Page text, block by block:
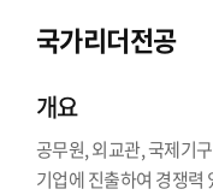
국가리더전공
개요
공무원, 외교관, 국제기
기업에 진출하여 경쟁력